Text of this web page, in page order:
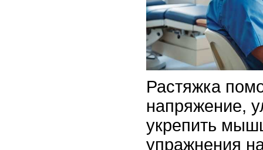
Растяжка
напряжение,
укрепить
упражнения